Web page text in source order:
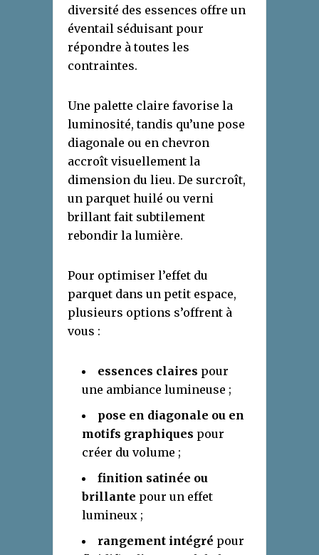
diversité des essences offre un
éventail séduisant pour
répondre à toutes les
contraintes.
Une palette claire favorise la
luminosité, tandis qu’une pose
diagonale ou en chevron
accroît visuellement la
dimension du lieu. De surcroît,
un parquet huilé ou verni
brillant fait subtilement
rebondir la lumière.
Pour optimiser l’effet du
parquet dans un petit espace,
plusieurs options s’offrent à
vous :
essences claires pour
une ambiance lumineuse ;
pose en diagonale ou en
motifs graphiques pour
créer du volume ;
finition satinée ou
brillante pour un effet
lumineux ;
rangement intégré pour